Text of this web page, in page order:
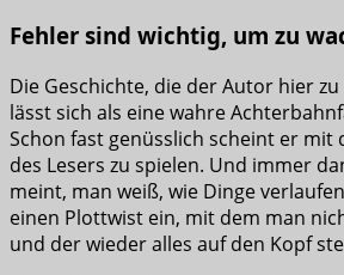
Fehler sind wichtig, um zu
Die Geschichte, die der Autor hier
lässt sich als eine wahre
Schon fast genüsslich scheint er mit
des Lesers zu spielen. Und immer
meint, man weiß, wie Dinge
einen Plottwist ein, mit dem man
und der wieder alles auf den Kopf